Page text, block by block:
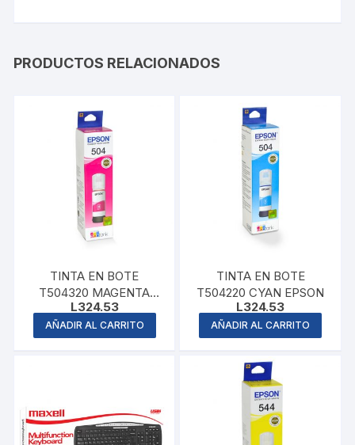
PRODUCTOS RELACIONADOS
TINTA EN BOTE
T504320 MAGENTA
EPSON
L324.53
AÑADIR AL CARRITO
TINTA EN BOTE
T504220 CYAN EPSON
L324.53
AÑADIR AL CARRITO